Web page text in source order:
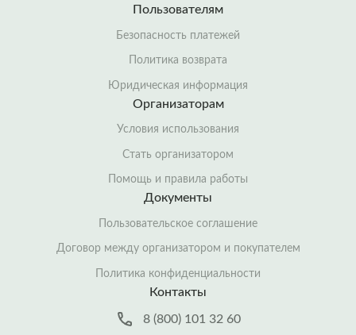
Пользователям
Безопасность платежей
Политика возврата
Юридическая информация
Организаторам
Условия использования
Стать организатором
Помощь и правила работы
Документы
Пользовательское соглашение
Договор между организатором и покупателем
Политика конфиденциальности
Контакты
8 (800) 101 32 60